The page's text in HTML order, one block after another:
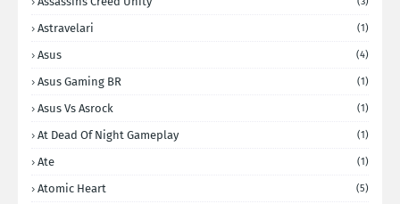
Astravelari (1)
Asus (4)
Asus Gaming BR (1)
Asus Vs Asrock (1)
At Dead Of Night Gameplay (1)
Ate (1)
Atomic Heart (5)